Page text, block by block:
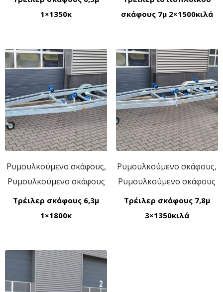
1×1350κ
σκάφους 7μ 2×1500κιλά
Ρυμουλκούμενο σκάφους,
Ρυμουλκούμενο σκάφους
Τρέιλερ σκάφους 6,3μ
1×1800κ
Ρυμουλκούμενο σκάφους,
Ρυμουλκούμενο σκάφους
Τρέιλερ σκάφους 7,8μ
3×1350κιλά